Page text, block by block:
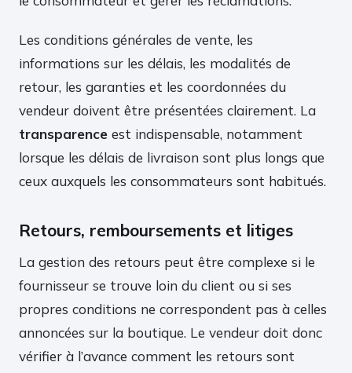
Les conditions générales de vente, les
informations sur les délais, les modalités de
retour, les garanties et les coordonnées du
vendeur doivent être présentées clairement. La
transparence est indispensable, notamment
lorsque les délais de livraison sont plus longs que
ceux auxquels les consommateurs sont habitués.
Retours, remboursements et litiges
La gestion des retours peut être complexe si le
fournisseur se trouve loin du client ou si ses
propres conditions ne correspondent pas à celles
annoncées sur la boutique. Le vendeur doit donc
vérifier à l’avance comment les retours sont